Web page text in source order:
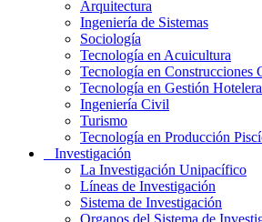
Arquitectura
Ingeniería de Sistemas
Sociología
Tecnología en Acuicultura
Tecnología en Construcciones
Tecnología en Gestión
Ingeniería Civil
Turismo
Tecnología en Producción
Investigación
La Investigación Unipacífico
Líneas de Investigación
Sistema de Investigación
Organos del Sistema de